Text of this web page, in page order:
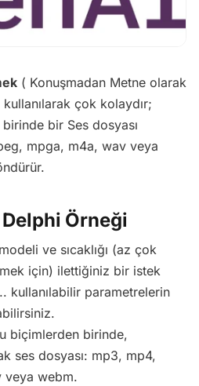
( Konuşmadan Metne olarak
çok kolaydır;
bir Ses dosyası
mpga, m4a, wav veya
Örneği
ve sıcaklığı (az çok
için) ilettiğiniz bir istek
kullanılabilir parametrelerin
biçimlerden birinde,
ses dosyası: mp3, mp4,
veya webm.